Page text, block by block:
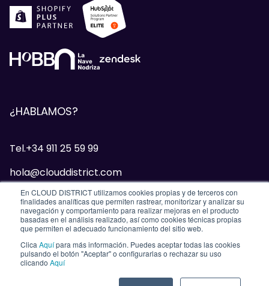
En CLOUD DISTRICT utilizamos cookies propias y de terceros con
finalidades analíticas que permiten rastrear, monitorizar y analizar su
navegación y comportamiento para realizar mejoras en el producto
basadas en el análisis realizado, así como cookies técnicas propias
que permiten el adecuado funcionamiento del sitio web.
Clica Aquípara más información. Puedes aceptar todas las cookies
pulsando el botón "Aceptar" o configurarlas o rechazar su uso
clicando Aquí
¿HABLAMOS?
Tel.+34 911 25 59 99
hola@clouddistrict.com
HELL YEAH!
HELL YEAH! Â